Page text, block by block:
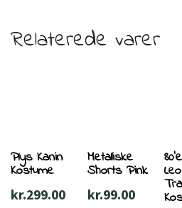
Relaterede varer
Plys Kanin
Kostume
kr.299.00
Metalliske
Shorts Pink
kr.99.00